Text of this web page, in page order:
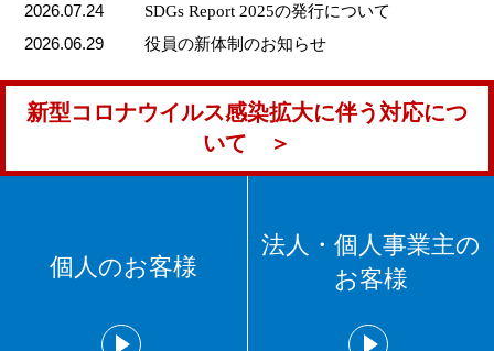
2026.07.24
SDGs Report 2025の発行について
2026.06.29
役員の新体制のお知らせ
新型コロナウイルス感染拡大に伴う対応につ
いて ＞
個人のお客様
法人・個人事業主の
お客様